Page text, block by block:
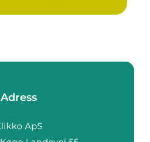
Adress